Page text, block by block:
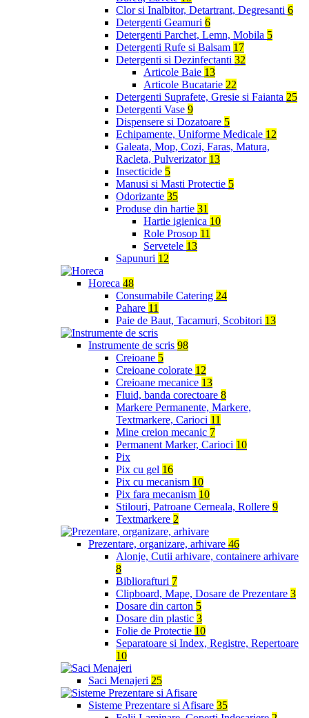
Clor si Inalbitor, Detartrant, Degresanti 6
Detergenti Geamuri 6
Detergenti Parchet, Lemn, Mobila 5
Detergenti Rufe si Balsam 17
Detergenti si Dezinfectanti 32
Articole Baie 13
Articole Bucatarie 22
Detergenti Suprafete, Gresie si Faianta 25
Detergenti Vase 9
Dispensere si Dozatoare 5
Echipamente, Uniforme Medicale 12
Galeata, Mop, Cozi, Faras, Matura,
Racleta, Pulverizator 13
Insecticide 5
Manusi si Masti Protectie 5
Odorizante 35
Produse din hartie 31
Hartie igienica 10
Role Prosop 11
Servetele 13
Sapunuri 12
Horeca 48
Consumabile Catering 24
Pahare 11
Paie de Baut, Tacamuri, Scobitori 13
Instrumente de scris 98
Creioane 5
Creioane colorate 12
Creioane mecanice 13
Fluid, banda corectoare 8
Markere Permanente, Markere,
Textmarkere, Carioci 11
Mine creion mecanic 7
Permanent Marker, Carioci 10
Pix
Pix cu gel 16
Pix cu mecanism 10
Pix fara mecanism 10
Stilouri, Patroane Cerneala, Rollere 9
Textmarkere 2
Prezentare, organizare, arhivare 46
Alonje, Cutii arhivare, containere arhivare
8
Bibliorafturi 7
Clipboard, Mape, Dosare de Prezentare 3
Dosare din carton 5
Dosare din plastic 3
Folie de Protectie 10
Separatoare si Index, Registre, Repertoare
10
Saci Menajeri 25
Sisteme Prezentare si Afisare 35